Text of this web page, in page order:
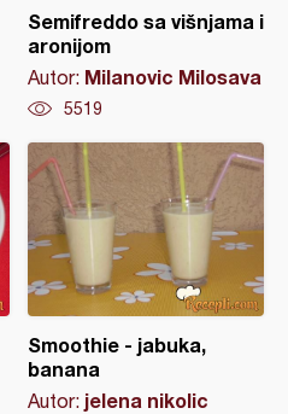
Semifreddo sa višnjama i
aronijom
Autor: Milanovic Milosava
5519
Smoothie - jabuka,
banana
Autor: jelena nikolic